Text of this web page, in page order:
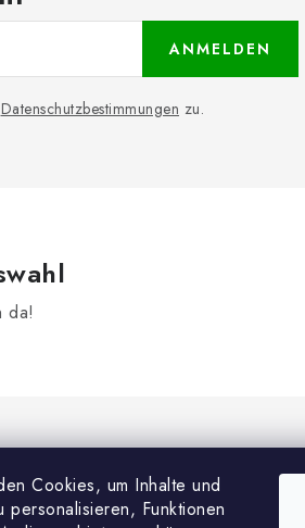
Cookies, um Inhalte und
personalisieren, Funktionen
Datenschutzbestimmungen zu.
ANMELDEN
da!